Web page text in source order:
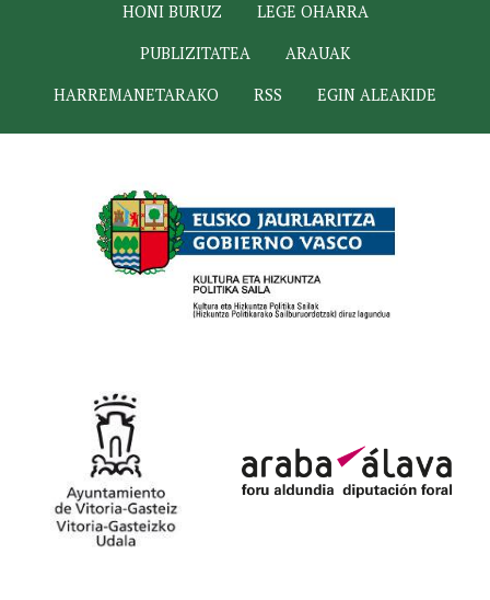
HONI BURUZ
LEGE OHARRA
PUBLIZITATEA
ARAUAK
HARREMANETARAKO
RSS EGIN ALEAKIDE